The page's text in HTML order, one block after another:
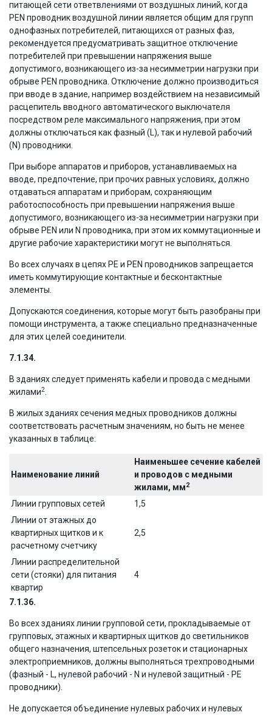
питающей сети ответвлениями от воздушных линий, когда
PEN проводник воздушной линии является общим для групп
однофазных потребителей, питающихся от разных фаз,
рекомендуется предусматривать защитное отключение
потребителей при превышении напряжения выше
допустимого, возникающего из-за несимметрии нагрузки при
обрыве PEN проводника. Отключение должно производиться
при вводе в здание, например воздействием на независимый
расцепитель вводного автоматического выключателя
посредством реле максимального напряжения, при этом
должны отключаться как фазный (L), так и нулевой рабочий
(N) проводники.
При выборе аппаратов и приборов, устанавливаемых на
вводе, предпочтение, при прочих равных условиях, должно
отдаваться аппаратам и приборам, сохраняющим
работоспособность при превышении напряжения выше
допустимого, возникающего из-за несимметрии нагрузки при
обрыве PEN или N проводника, при этом их коммутационные и
другие рабочие характеристики могут не выполняться.
Во всех случаях в цепях PE и PEN проводников запрещается
иметь коммутирующие контактные и бесконтактные
элементы.
Допускаются соединения, которые могут быть разобраны при
помощи инструмента, а также специально предназначенные
для этих целей соединители.
7.1.34.
В зданиях следует применять кабели и провода с медными
жилами2
В жилых зданиях сечения медных проводников должны
соответствовать расчетным значениям, но быть не менее
указанных в таблице:
Наименование линий
Наименьшее сечение кабелей
и проводов с медными
жилами, мм2
Линии групповых сетей
1,5
Линии от этажных до
квартирных щитков и к
расчетному счетчику
2,5
Линии распределительной
сети (стояки) для питания
квартир
4
7.1.36.
Во всех зданиях линии групповой сети, прокладываемые от
групповых, этажных и квартирных щитков до светильников
общего назначения, штепсельных розеток и стационарных
электроприемников, должны выполняться трехпроводными
(фазный - L, нулевой рабочий - N и нулевой защитный - РЕ
проводники).
Не допускается объединение нулевых рабочих и нулевых